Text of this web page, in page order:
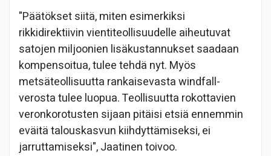
"Päätökset siitä, miten esimerkiksi
rikkidirektiivin vientiteollisuudelle aiheutuvat
satojen miljoonien lisäkustannukset saadaan
kompensoitua, tulee tehdä nyt. Myös
metsäteollisuutta rankaisevasta windfall-
verosta tulee luopua. Teollisuutta rokottavien
veronkorotusten sijaan pitäisi etsiä ennemmin
eväitä talouskasvun kiihdyttämiseksi, ei
jarruttamiseksi", Jaatinen toivoo.